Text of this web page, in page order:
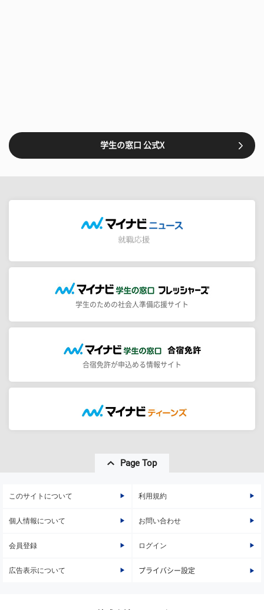
学生の窓口 公式X
学生のための社会人準備応援サイト
合宿免許が申込める情報サイト
Page Top
このサイトについて 利用規約
個人情報について お問い合わせ
会員登録 ログイン
広告表示について プライバシー設定